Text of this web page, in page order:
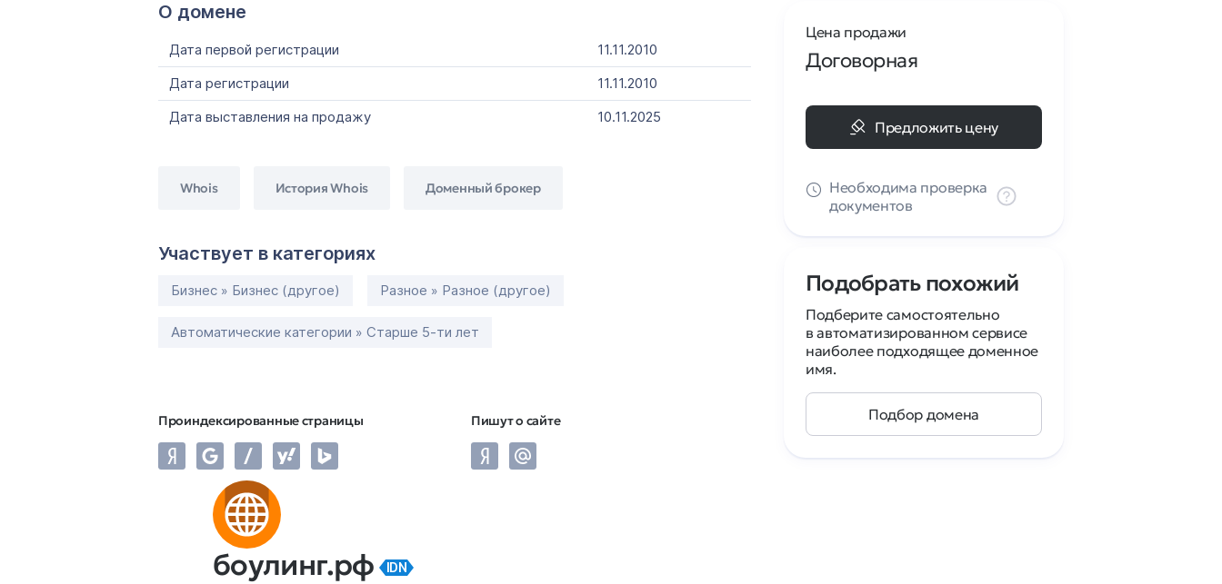
О домене
Дата первой регистрации
11.11.2010
Дата регистрации
11.11.2010
Дата выставления на продажу
10.11.2025
Whois История Whois Доменный брокер
Участвует в категориях
Бизнес » Бизнес (другое) Разное » Разное (другое)
Автоматические категории » Старше 5-ти лет
Проиндексированные страницы Пишут о сайте
Цена продажи
Договорная
Предложить цену
Необходима проверка
документов
Подобрать похожий
Подберите самостоятельно
в автоматизированном сервисе
наиболее подходящее доменное
имя.
Подбор домена
боулинг.рф IDN